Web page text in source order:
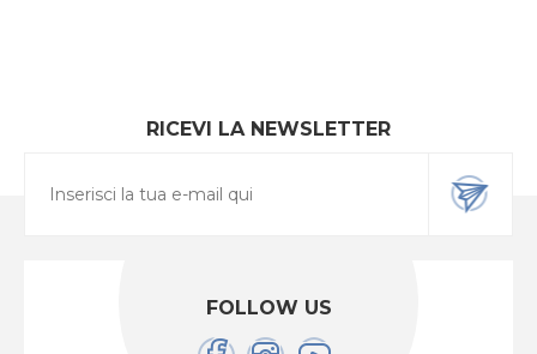
RICEVI LA NEWSLETTER
FOLLOW US